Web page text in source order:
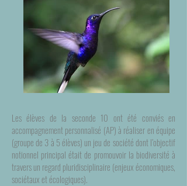
Les élèves de la seconde 10 ont été conviés en
accompagnement personnalisé (AP) à réaliser en équipe
(groupe de 3 à 5 élèves) un jeu de société dont l’objectif
notionnel principal était de promouvoir la biodiversité à
travers un regard pluridisciplinaire (enjeux économiques,
sociétaux et écologiques).